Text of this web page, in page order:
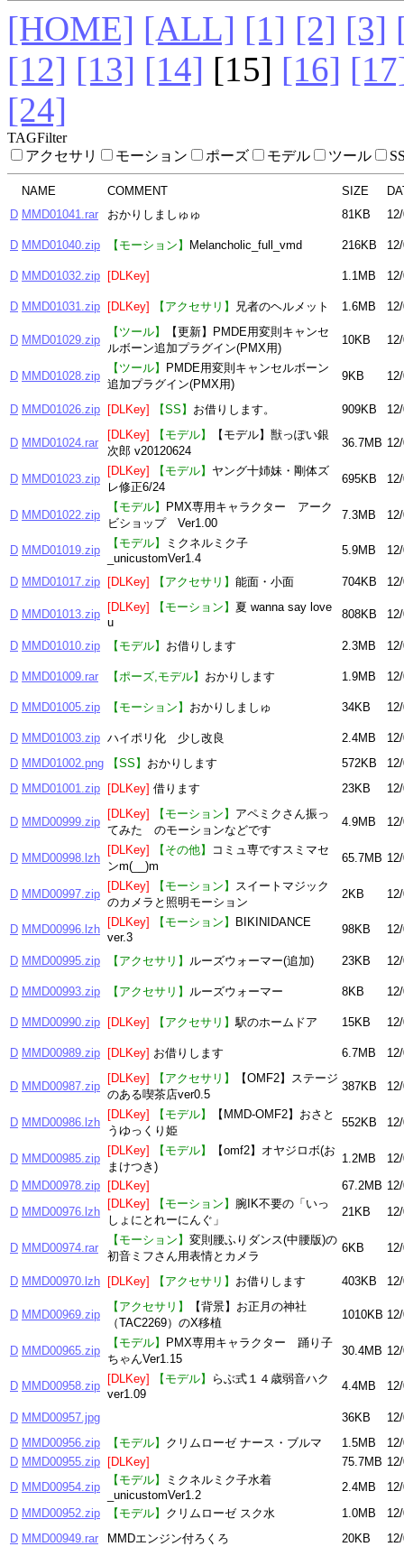
[HOME] [ALL] [1] [2] [3]
[12] [13] [14] [15] [16]
[24]
TAGFilter
アクセサリ
モーション ポーズ モデル ツール
NAME COMMENT SIZE
D MMD01041.rar おかりしましゅゅ 81KB
D MMD01040.zip 【モーション】 Melancholic_full_vmd 216KB
D MMD01032.zip [DLKey] 1.1MB
D MMD01031.zip [DLKey] 【アクセサリ】 兄者のヘルメット 1.6MB
D MMD01029.zip
【ツール】
【更新】PMDE用変則キャンセ
ルボーン追加プラグイン(PMX用)
10KB
D MMD01028.zip
【ツール】
PMDE用変則キャンセルボーン
追加プラグイン(PMX用)
9KB
D MMD01026.zip [DLKey] 【SS】 お借りします。 909KB
D MMD01024.rar
[DLKey] 【モデル】
【モデル】獣っぽい銀
次郎 v20120624
36.7MB
D MMD01023.zip
[DLKey] 【モデル】 ヤング十姉妹・剛体ズ
レ修正6/24
695KB
D MMD01022.zip
【モデル】
PMX専用キャラクター アーク
ビショップ Ver1.00
7.3MB
D MMD01019.zip
【モデル】
ミクネルミク子
_unicustomVer1.4
5.9MB
D MMD01017.zip [DLKey] 【アクセサリ】 能面・小面 704KB
D MMD01013.zip
[DLKey] 【モーション】 夏 wanna say love
u
808KB
D MMD01010.zip 【モデル】 お借りします 2.3MB
D MMD01009.rar 【ポーズ,モデル】 おかりします 1.9MB
D MMD01005.zip 【モーション】 おかりしましゅ 34KB
D MMD01003.zip ハイポリ化 少し改良 2.4MB
D MMD01002.png 【SS】 おかりします 572KB
D MMD01001.zip [DLKey] 借ります 23KB
D MMD00999.zip
[DLKey] 【モーション】 アペミクさん振っ
てみた のモーションなどです
4.9MB
D MMD00998.lzh
[DLKey] 【その他】
コミュ専ですスミマセ
ンm(__)m
65.7MB
D MMD00997.zip
[DLKey] 【モーション】 スイートマジック
のカメラと照明モーション
2KB
D MMD00996.lzh
[DLKey] 【モーション】
BIKINIDANCE
ver.3
98KB
D MMD00995.zip 【アクセサリ】 ルーズウォーマー(追加) 23KB
D MMD00993.zip 【アクセサリ】 ルーズウォーマー 8KB
D MMD00990.zip [DLKey] 【アクセサリ】駅のホームドア 15KB
D MMD00989.zip [DLKey] お借りします 6.7MB
D MMD00987.zip
[DLKey] 【アクセサリ】
【OMF2】ステージ
のある喫茶店ver0.5
387KB
D MMD00986.lzh
[DLKey] 【モデル】
【MMD-OMF2】おさと
うゆっくり姫
552KB
D MMD00985.zip
[DLKey] 【モデル】
【omf2】オヤジロボ(お
まけつき)
1.2MB
D MMD00978.zip [DLKey] 67.2MB
D MMD00976.lzh
[DLKey] 【モーション】 腕IK不要の「いっ
しょにとれーにんぐ」
21KB
D MMD00974.rar
【モーション】 変則腰ふりダンス(中腰版)の
初音ミフさん用表情とカメラ
6KB
D MMD00970.lzh [DLKey] 【アクセサリ】 お借りします 403KB
D MMD00969.zip
【アクセサリ】
【背景】お正月の神社
（TAC2269）のX移植
1010KB
D MMD00965.zip
【モデル】
PMX専用キャラクター 踊り子
ちゃんVer1.15
30.4MB
D MMD00958.zip
[DLKey] 【モデル】
らぶ式１４歳弱音ハク
ver1.09
4.4MB
D MMD00957.jpg 36KB
D MMD00956.zip 【モデル】 クリムローゼ ナース・ブルマ 1.5MB
D MMD00955.zip [DLKey] 75.7MB
D MMD00954.zip
【モデル】
ミクネルミク子水着
_unicustomVer1.2
2.4MB
D MMD00952.zip 【モデル】 クリムローゼ スク水 1.0MB
D MMD00949.rar MMDエンジン付ろくろ 20KB